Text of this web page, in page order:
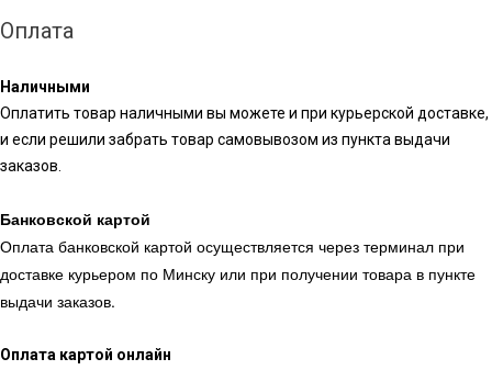
Оплата
Наличными
Оплатить товар наличными вы можете и при курьерской доставке,
и если решили забрать товар самовывозом из пункта выдачи
заказов.
Банковской картой
Оплата банковской картой осуществляется через терминал при
доставке курьером по Минску или при получении товара в пункте
выдачи заказов.
Оплата картой онлайн